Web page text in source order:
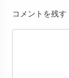
コメントを残す